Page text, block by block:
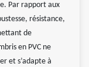
Par rapport aux
résistance,
de
en PVC ne
et s’adapte à